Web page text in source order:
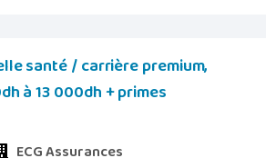
santé / carrière premium,
à 13 000dh + primes
ECG Assurances